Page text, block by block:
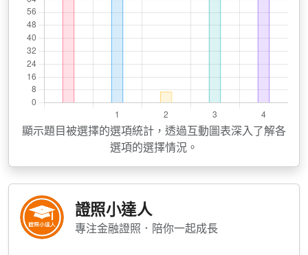
顯示題目被選擇的選項統計，透過互動圖表深入了解各
選項的選擇情況。
證照小達人
專注金融證照．陪你一起成長